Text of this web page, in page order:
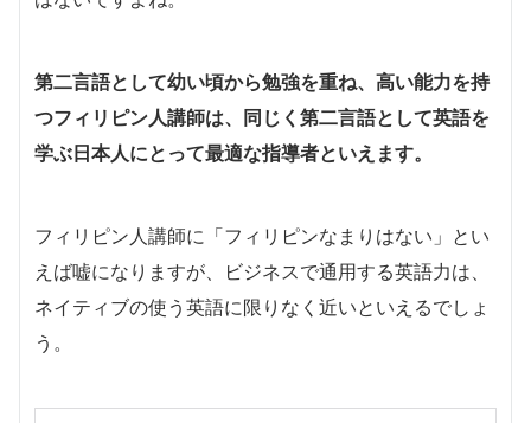
第二言語として幼い頃から勉強を重ね、高い能力を持
つフィリピン人講師は、同じく第二言語として英語を
学ぶ日本人にとって最適な指導者といえます。
フィリピン人講師に「フィリピンなまりはない」とい
えば嘘になりますが、ビジネスで通用する英語力は、
ネイティブの使う英語に限りなく近いといえるでしょ
う。